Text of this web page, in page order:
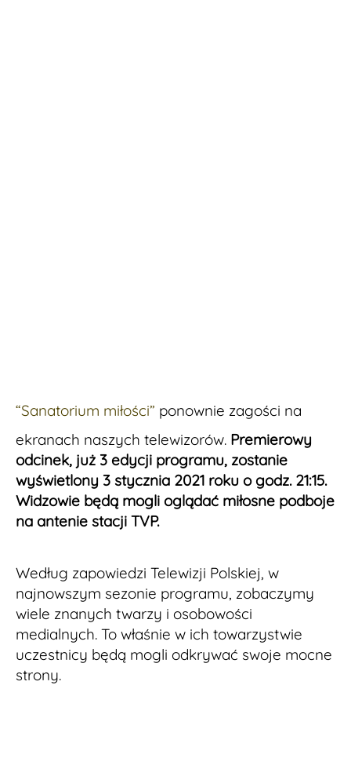
“Sanatorium miłości” ponownie zagości na
ekranach naszych telewizorów. Premierowy
odcinek, już 3 edycji programu, zostanie
wyświetlony 3 stycznia 2021 roku o godz. 21:15.
Widzowie będą mogli oglądać miłosne podboje
na antenie stacji TVP.
Według zapowiedzi Telewizji Polskiej, w
najnowszym sezonie programu, zobaczymy
wiele znanych twarzy i osobowości
medialnych. To właśnie w ich towarzystwie
uczestnicy będą mogli odkrywać swoje mocne
strony.